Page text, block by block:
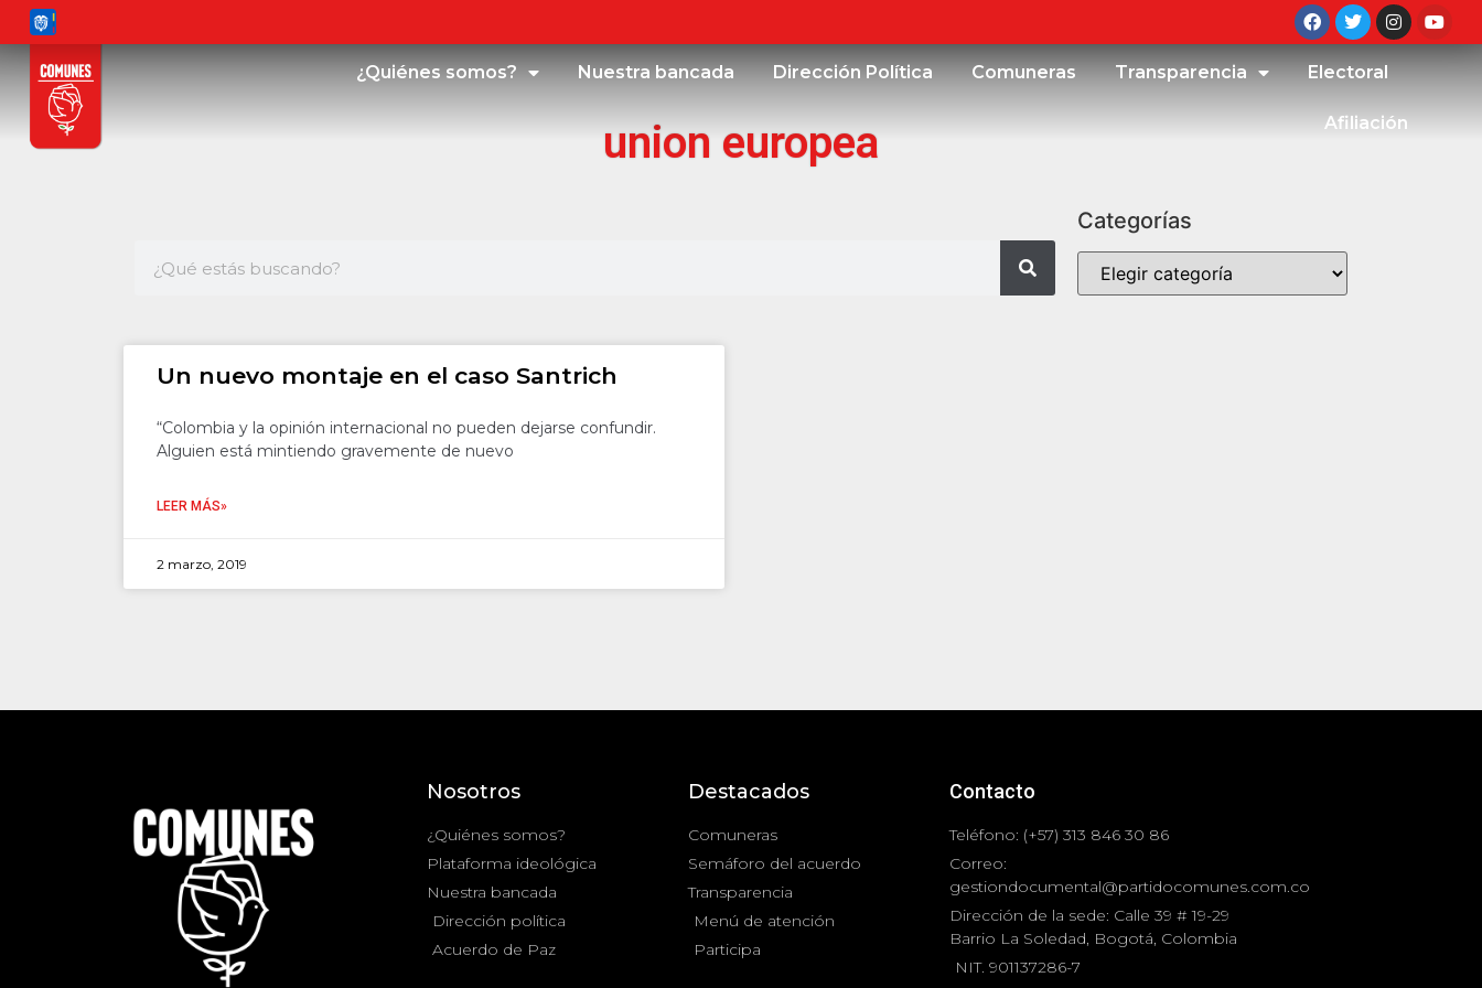
¿Quiénes somos? Nuestra bancada Dirección Política Comuneras Transparencia Electoral
Afiliación
union europea
Categorías
Un nuevo montaje en el caso Santrich
“Colombia y la opinión internacional no pueden dejarse confundir.
Alguien está mintiendo gravemente de nuevo
LEER MÁS»
2 marzo, 2019
Nosotros
¿Quiénes somos?
Plataforma ideológica
Nuestra bancada
Dirección política
Acuerdo de Paz
Destacados
Comuneras
Semáforo del acuerdo
Transparencia
Menú de atención
Participa
Contacto
Teléfono: (+57) 313 846 30 86
Correo:
gestiondocumental@partidocomunes.com.co
Dirección de la sede: Calle 39 # 19-29
Barrio La Soledad, Bogotá, Colombia
NIT. 901137286-7